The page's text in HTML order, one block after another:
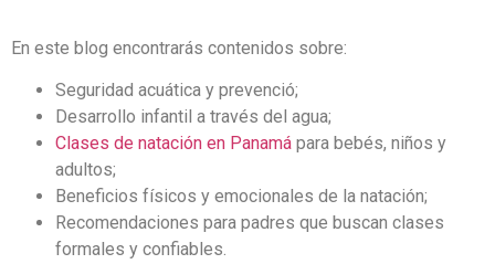
En este blog encontrarás contenidos sobre:
Seguridad acuática y prevenció;
Desarrollo infantil a través del agua;
Clases de natación en Panamá para bebés, niños y
adultos;
Beneficios físicos y emocionales de la natación;
Recomendaciones para padres que buscan clases
formales y confiables.